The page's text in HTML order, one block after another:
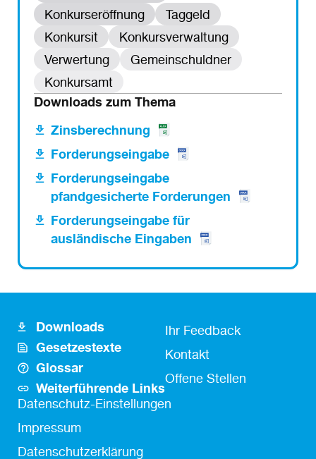
Konkurseröffnung
Taggeld
Konkursit
Konkursverwaltung
Verwertung
Gemeinschuldner
Konkursamt
Downloads zum Thema
Zinsberechnung
Forderungseingabe
Forderungseingabe
pfandgesicherte Forderungen
Forderungseingabe für
ausländische Eingaben
Footer
Icon
Links
Downloads
Gesetzestexte
Glossar
Weiterführende Links
Fusszeile
Kontakt
Ihr Feedback
Kontakt
Offene Stellen
Fußzeile
Datenschutz-Einstellungen
Impressum
Datenschutzerklärung